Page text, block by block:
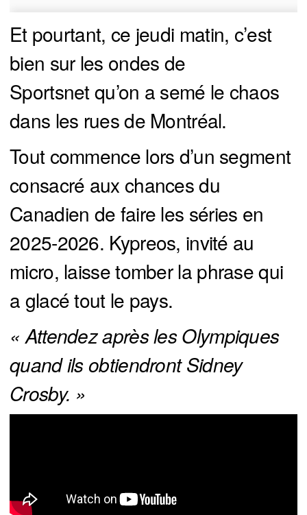
Et pourtant, ce jeudi matin, c’est
bien sur les ondes de
Sportsnet qu’on a semé le chaos
dans les rues de Montréal.
Tout commence lors d’un segment
consacré aux chances du
Canadien de faire les séries en
2025-2026. Kypreos, invité au
micro, laisse tomber la phrase qui
a glacé tout le pays.
« Attendez après les Olympiques
quand ils obtiendront Sidney
Crosby. »